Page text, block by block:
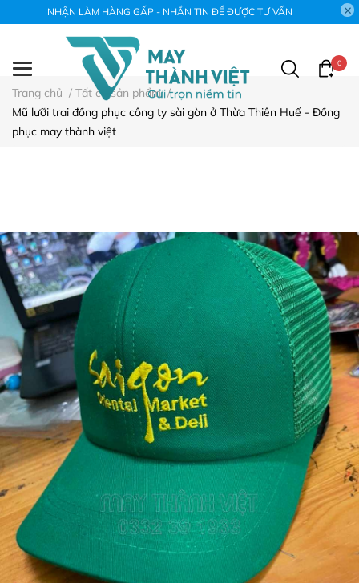
NHẬN LÀM HÀNG GẤP - NHẮN TIN ĐỂ ĐƯỢC TƯ VẤN
0
Trang chủ / Tất cả sản phẩm /
Mũ lưỡi trai đồng phục công ty sài gòn ở Thừa Thiên Huế - Đồng
phục may thành việt